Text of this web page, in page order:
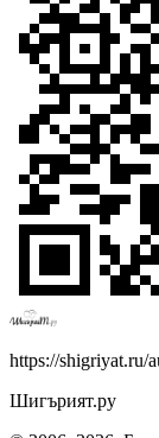
https://shigriyat.ru/
Шигърият.ру